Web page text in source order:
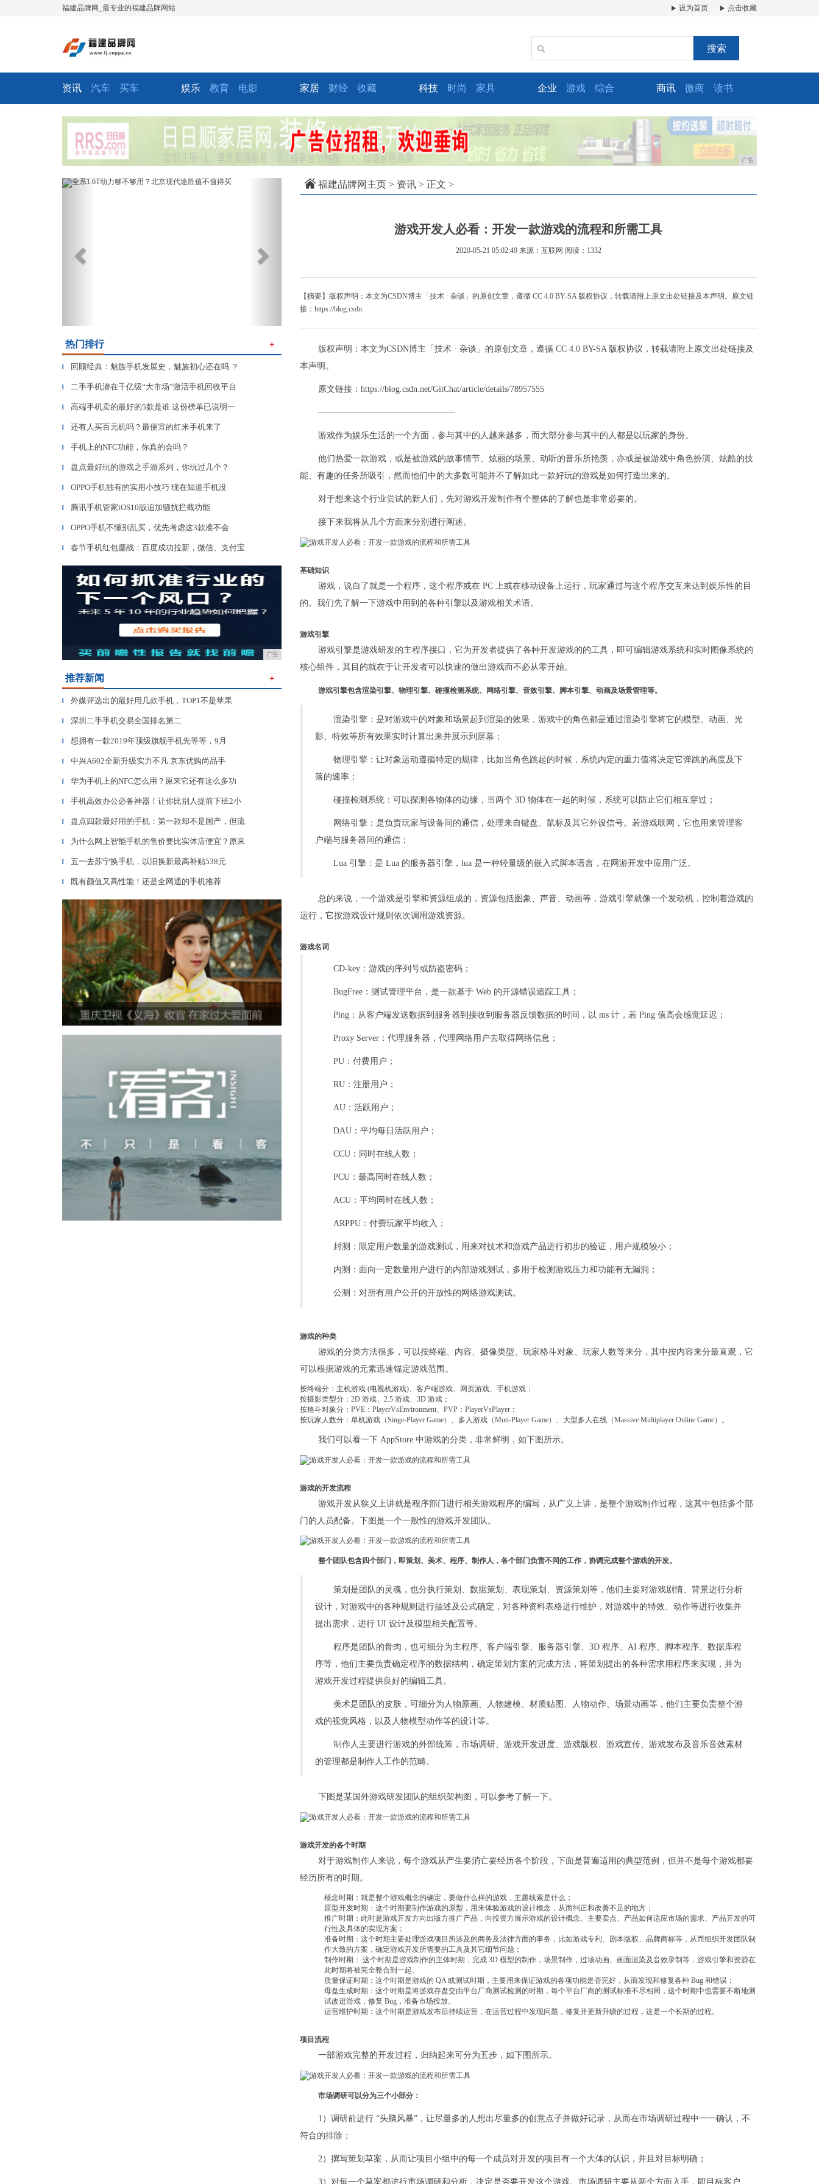
福建品牌网_最专业的福建品牌网站 设为首页 点击收藏
搜索
资讯 汽车 买车 娱乐 教育 电影 家居 财经 收藏 科技 时尚 家具 企业 游戏 综合 商讯 微商 读书
广告
Previous
热门排行 ＋
▎ 回顾经典：魅族手机发展史，魅族初心还在吗 ？
▎ 二手手机潜在千亿级“大市场”激活手机回收平台
▎ 高端手机卖的最好的5款是谁 这份榜单已说明一
▎ 还有人买百元机吗？最便宜的红米手机来了
▎ 手机上的NFC功能，你真的会吗？
▎ 盘点最好玩的游戏之手游系列，你玩过几个？
▎ OPPO手机独有的实用小技巧 现在知道手机没
▎ 腾讯手机管家iOS10版追加骚扰拦截功能
▎ OPPO手机不懂别乱买，优先考虑这3款准不会
▎ 春节手机红包鏖战：百度成功拉新，微信、支付宝
广告
推荐新闻 ＋
▎ 外媒评选出的最好用几款手机，TOP1不是苹果
▎ 深圳二手手机交易全国排名第二
▎ 想拥有一款2019年顶级旗舰手机先等等，9月
▎ 中兴A602全新升级实力不凡 京东优购尚品手
▎ 华为手机上的NFC怎么用？原来它还有这么多功
▎ 手机高效办公必备神器！让你比别人提前下班2小
▎ 盘点四款最好用的手机：第一款却不是国产，但流
▎ 为什么网上智能手机的售价要比实体店便宜？原来
▎ 五一去苏宁换手机，以旧换新最高补贴538元
▎ 既有颜值又高性能！还是全网通的手机推荐
福建品牌网主页 > 资讯 > 正文 >
游戏开发人必看：开发一款游戏的流程和所需工具
2020-05-21 05:02:49 来源：互联网 阅读：1332
【摘要】版权声明：本文为CSDN博主「技术 · 杂谈」的原创文章，遵循 CC 4.0 BY-SA 版权协议，转载请附上原文出处链接及本声明。原文链
接：https://blog.csdn.
版权声明：本文为CSDN博主「技术 · 杂谈」的原创文章，遵循 CC 4.0 BY-SA 版权协议，转载请附上原文出处链接及
本声明。
原文链接：https://blog.csdn.net/GitChat/article/details/78957555
————————————————
游戏作为娱乐生活的一个方面，参与其中的人越来越多，而大部分参与其中的人都是以玩家的身份。
他们热爱一款游戏，或是被游戏的故事情节、炫丽的场景、动听的音乐所艳羡，亦或是被游戏中角色扮演、炫酷的技
能、有趣的任务所吸引，然而他们中的大多数可能并不了解如此一款好玩的游戏是如何打造出来的。
对于想来这个行业尝试的新人们，先对游戏开发制作有个整体的了解也是非常必要的。
接下来我将从几个方面来分别进行阐述。
基础知识
游戏，说白了就是一个程序，这个程序或在 PC 上或在移动设备上运行，玩家通过与这个程序交互来达到娱乐性的目
的。我们先了解一下游戏中用到的各种引擎以及游戏相关术语。
游戏引擎
游戏引擎是游戏研发的主程序接口，它为开发者提供了各种开发游戏的的工具，即可编辑游戏系统和实时图像系统的
核心组件，其目的就在于让开发者可以快速的做出游戏而不必从零开始。
游戏引擎包含渲染引擎、物理引擎、碰撞检测系统、网络引擎、音效引擎、脚本引擎、动画及场景管理等。
渲染引擎：是对游戏中的对象和场景起到渲染的效果，游戏中的角色都是通过渲染引擎将它的模型、动画、光
影、特效等所有效果实时计算出来并展示到屏幕；
物理引擎：让对象运动遵循特定的规律，比如当角色跳起的时候，系统内定的重力值将决定它弹跳的高度及下
落的速率；
碰撞检测系统：可以探测各物体的边缘，当两个 3D 物体在一起的时候，系统可以防止它们相互穿过；
网络引擎：是负责玩家与设备间的通信，处理来自键盘、鼠标及其它外设信号。若游戏联网，它也用来管理客
户端与服务器间的通信；
Lua 引擎：是 Lua 的服务器引擎，lua 是一种轻量级的嵌入式脚本语言，在网游开发中应用广泛。
总的来说，一个游戏是引擎和资源组成的，资源包括图象、声音、动画等，游戏引擎就像一个发动机，控制着游戏的
运行，它按游戏设计规则依次调用游戏资源。
游戏名词
CD-key：游戏的序列号或防盗密码；
BugFree：测试管理平台，是一款基于 Web 的开源错误追踪工具；
Ping：从客户端发送数据到服务器到接收到服务器反馈数据的时间，以 ms 计，若 Ping 值高会感觉延迟；
Proxy Server：代理服务器，代理网络用户去取得网络信息；
PU：付费用户；
RU：注册用户；
AU：活跃用户；
DAU：平均每日活跃用户；
CCU：同时在线人数；
PCU：最高同时在线人数；
ACU：平均同时在线人数；
ARPPU：付费玩家平均收入；
封测：限定用户数量的游戏测试，用来对技术和游戏产品进行初步的验证，用户规模较小；
内测：面向一定数量用户进行的内部游戏测试，多用于检测游戏压力和功能有无漏洞；
公测：对所有用户公开的开放性的网络游戏测试。
游戏的种类
游戏的分类方法很多，可以按终端、内容、摄像类型、玩家格斗对象、玩家人数等来分，其中按内容来分最直观，它
可以根据游戏的元素迅速锚定游戏范围。
按终端分：主机游戏 (电视机游戏)、客户端游戏、网页游戏、手机游戏；
按摄影类型分：2D 游戏、2.5 游戏、3D 游戏；
按格斗对象分：PVE：PlayerVsEnvironment、PVP：PlayerVsPlayer；
按玩家人数分：单机游戏（Singe-Player Game）、多人游戏（Muti-Player Game）、大型多人在线（Massive Multiplayer Online Game）。
我们可以看一下 AppStore 中游戏的分类，非常鲜明，如下图所示。
游戏的开发流程
游戏开发从狭义上讲就是程序部门进行相关游戏程序的编写，从广义上讲，是整个游戏制作过程，这其中包括多个部
门的人员配备。下图是一个一般性的游戏开发团队。
整个团队包含四个部门，即策划、美术、程序、制作人，各个部门负责不同的工作，协调完成整个游戏的开发。
策划是团队的灵魂，也分执行策划、数据策划、表现策划、资源策划等，他们主要对游戏剧情、背景进行分析
设计，对游戏中的各种规则进行描述及公式确定，对各种资料表格进行维护，对游戏中的特效、动作等进行收集并
提出需求，进行 UI 设计及模型相关配置等。
程序是团队的骨肉，也可细分为主程序、客户端引擎、服务器引擎、3D 程序、AI 程序、脚本程序、数据库程
序等，他们主要负责确定程序的数据结构，确定策划方案的完成方法，将策划提出的各种需求用程序来实现，并为
游戏开发过程提供良好的编辑工具。
美术是团队的皮肤，可细分为人物原画、人物建模、材质贴图、人物动作、场景动画等，他们主要负责整个游
戏的视觉风格，以及人物模型动作等的设计等。
制作人主要进行游戏的外部统筹，市场调研、游戏开发进度、游戏版权、游戏宣传、游戏发布及音乐音效素材
的管理都是制作人工作的范畴。
下图是某国外游戏研发团队的组织架构图，可以参考了解一下。
游戏开发的各个时期
对于游戏制作人来说，每个游戏从产生要消亡要经历各个阶段，下面是普遍适用的典型范例，但并不是每个游戏都要
经历所有的时期。
概念时期：就是整个游戏概念的确定，要做什么样的游戏，主题线索是什么；
原型开发时期：这个时期要制作游戏的原型，用来体验游戏的设计概念，从而纠正和改善不足的地方；
推广时期：此时是游戏开发方向出版方推广产品，向投资方展示游戏的设计概念、主要卖点、产品如何适应市场的需求、产品开发的可
行性及具体的实现方案；
准备时期：这个时期主要处理游戏项目所涉及的商务及法律方面的事务，比如游戏专利、剧本版权、品牌商标等，从而组织开发团队制
作大致的方案，确定游戏开发所需要的工具及其它细节问题；
制作时期： 这个时期是游戏制作的主体时期，完成 3D 模型的制作，场景制作，过场动画、画面渲染及音效录制等，游戏引擎和资源在
此时期将被完全整合到一起。
质量保证时期：这个时期是游戏的 QA 或测试时期，主要用来保证游戏的各项功能是否完好，从而发现和修复各种 Bug 和错误；
母盘生成时期：这个时期是将游戏存盘交由平台厂商测试检测的时期，每个平台厂商的测试标准不尽相同，这个时期中也需要不断地测
试改进游戏，修复 Bug，准备市场投放。
运营维护时期：这个时期是游戏发布后持续运营，在运营过程中发现问题，修复并更新升级的过程，这是一个长期的过程。
项目流程
一部游戏完整的开发过程，归纳起来可分为五步，如下图所示。
市场调研可以分为三个小部分：
1）调研前进行 “头脑风暴”，让尽量多的人想出尽量多的创意点子并做好记录，从而在市场调研过程中一一确认，不
符合的排除；
2）撰写策划草案，从而让项目小组中的每一个成员对开发的项目有一个大体的认识，并且对目标明确；
3）对每一个草案都进行市场调研和分析，决定是否要开发这个游戏。市场调研主要从两个方面入手，即目标客户